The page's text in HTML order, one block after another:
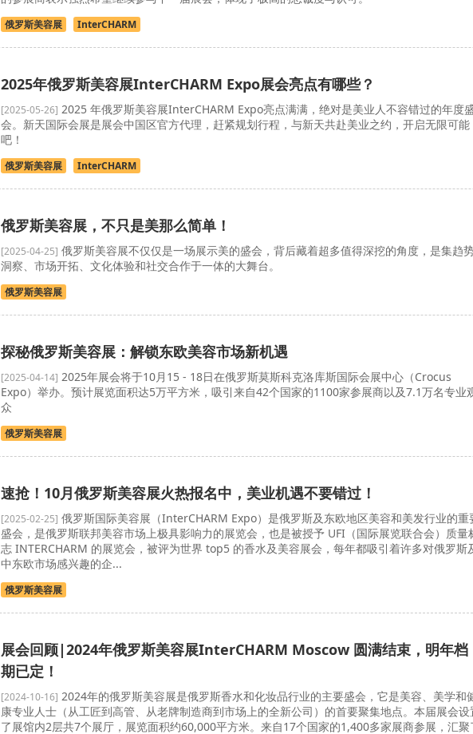
俄罗斯美容展 InterCHARM
2025年俄罗斯美容展InterCHARM Expo展会亮点有哪些？
[2025-05-26] 2025 年俄罗斯美容展InterCHARM Expo亮点满满，绝对是美业人不容错过的年度
会。新天国际会展是展会中国区官方代理，赶紧规划行程，与新天共赴美业之约，开启无限可能
吧！
俄罗斯美容展 InterCHARM
俄罗斯美容展，不只是美那么简单！
[2025-04-25] 俄罗斯美容展不仅仅是一场展示美的盛会，背后藏着超多值得深挖的角度，是集趋
洞察、市场开拓、文化体验和社交合作于一体的大舞台。
俄罗斯美容展
探秘俄罗斯美容展：解锁东欧美容市场新机遇
[2025-04-14] 2025年展会将于10月15 - 18日在俄罗斯莫斯科克洛库斯国际会展中心（Crocus
Expo）举办。预计展览面积达5万平方米，吸引来自42个国家的1100家参展商以及7.1万名专业
众
俄罗斯美容展
速抢！10月俄罗斯美容展火热报名中，美业机遇不要错过！
[2025-02-25] 俄罗斯国际美容展（InterCHARM Expo）是俄罗斯及东欧地区美容和美发行业的重
盛会，是俄罗斯联邦美容市场上极具影响力的展览会，也是被授予 UFI（国际展览联合会）质量
志 INTERCHARM 的展览会，被评为世界 top5 的香水及美容展会，每年都吸引着许多对俄罗斯
中东欧市场感兴趣的企...
俄罗斯美容展
展会回顾|2024年俄罗斯美容展InterCHARM Moscow 圆满结束，明年档
期已定！
[2024-10-16] 2024年的俄罗斯美容展是俄罗斯香水和化妆品行业的主要盛会，它是美容、美学和
康专业人士（从工匠到高管、从老牌制造商到市场上的全新公司）的首要聚集地点。本届展会设
了展馆内2层共7个展厅，展览面积约60,000平方米。来自17个国家的1,400多家展商参展，汇聚